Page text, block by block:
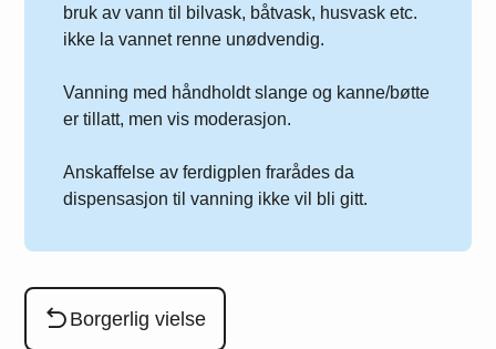
bruk av vann til bilvask, båtvask, husvask etc.
ikke la vannet renne unødvendig.
Vanning med håndholdt slange og kanne/bøtte
er tillatt, men vis moderasjon.
Anskaffelse av ferdigplen frarådes da
dispensasjon til vanning ikke vil bli gitt.
Du er her:
Borgerlig vielse